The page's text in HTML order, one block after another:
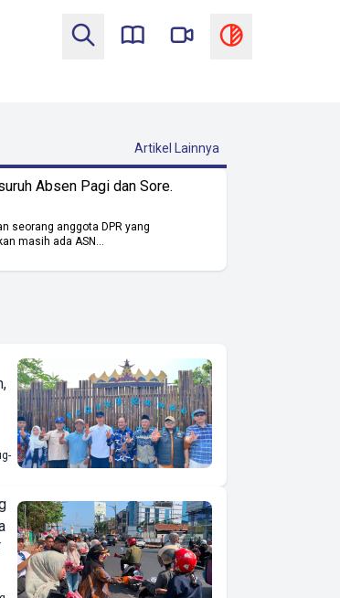
Artikel Lainnya
Absen Pagi dan Sore.
seorang anggota DPR yang
masih ada ASN...